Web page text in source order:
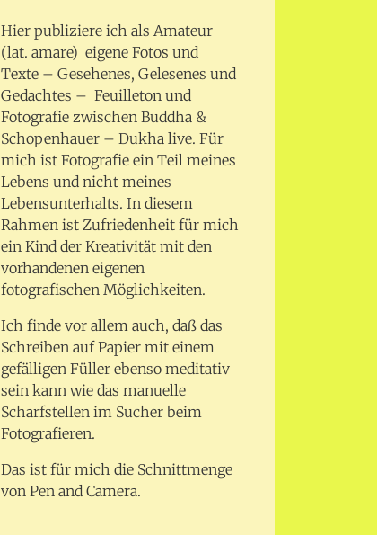
Hier publiziere ich als Amateur
(lat. amare) eigene Fotos und
Texte – Gesehenes, Gelesenes und
Gedachtes – Feuilleton und
Fotografie zwischen Buddha &
Schopenhauer – Dukha live. Für
mich ist Fotografie ein Teil meines
Lebens und nicht meines
Lebensunterhalts. In diesem
Rahmen ist Zufriedenheit für mich
ein Kind der Kreativität mit den
vorhandenen eigenen
fotografischen Möglichkeiten.
Ich finde vor allem auch, daß das
Schreiben auf Papier mit einem
gefälligen Füller ebenso meditativ
sein kann wie das manuelle
Scharfstellen im Sucher beim
Fotografieren.
Das ist für mich die Schnittmenge
von Pen and Camera.